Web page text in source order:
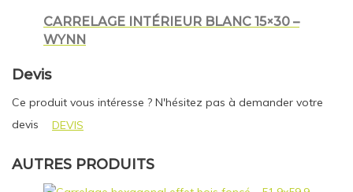
CARRELAGE INTÉRIEUR BLANC 15×30 –
WYNN
Devis
Ce produit vous intéresse ? N'hésitez pas à demander votre
devis
DEVIS
AUTRES PRODUITS